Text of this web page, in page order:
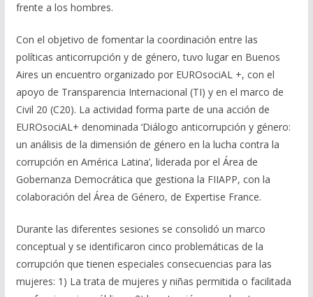
frente a los hombres.
Con el objetivo de fomentar la coordinación entre las
políticas anticorrupción y de género, tuvo lugar en Buenos
Aires un encuentro organizado por EUROsociAL +, con el
apoyo de Transparencia Internacional (TI) y en el marco de
Civil 20 (C20). La actividad forma parte de una acción de
EUROsociAL+ denominada ‘Diálogo anticorrupción y género:
un análisis de la dimensión de género en la lucha contra la
corrupción en América Latina’, liderada por el Área de
Gobernanza Democrática que gestiona la FIIAPP, con la
colaboración del Área de Género, de Expertise France.
Durante las diferentes sesiones se consolidó un marco
conceptual y se identificaron cinco problemáticas de la
corrupción que tienen especiales consecuencias para las
mujeres: 1) La trata de mujeres y niñas permitida o facilitada